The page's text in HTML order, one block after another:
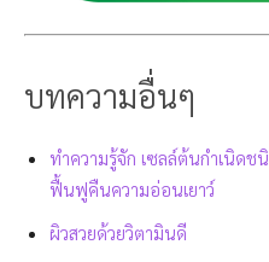
บทความอื่นๆ
ทำความรู้จัก เซลล์ต้นกำเนิดช
ฟื้นฟูคืนความอ่อนเยาว์
ผิวสวยด้วยวิตามินดี